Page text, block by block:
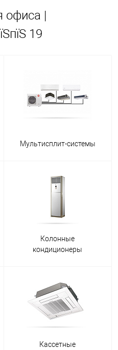
офиса |
19
Мультисплит-системы
Колонные
кондиционеры
Кассетные